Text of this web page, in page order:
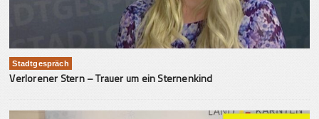
Stadtgespräch
Verlorener Stern – Trauer um ein Sternenkind